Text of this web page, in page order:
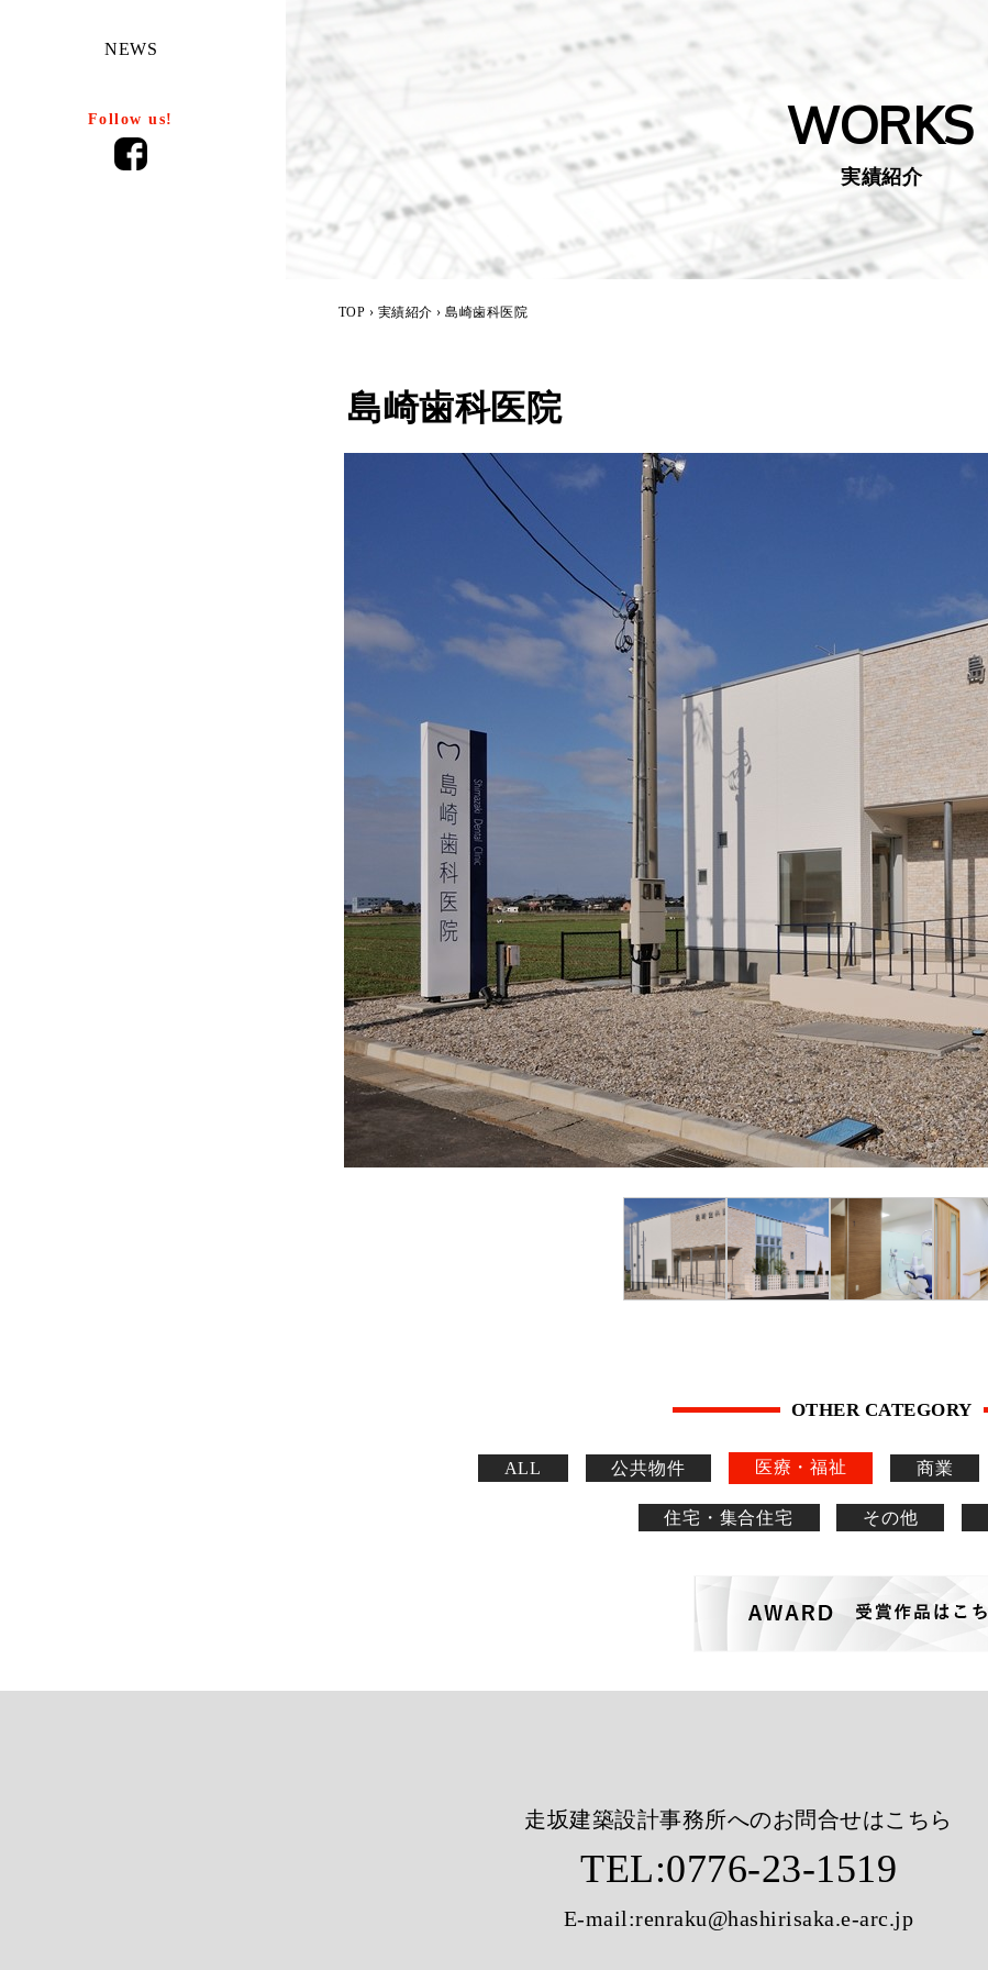
NEWS
Follow us! WORKS
実績紹介
TOP › 実績紹介 › 島崎歯科医院
島崎歯科医院
OTHER CATEGORY
ALL 公共物件 医療・福祉 商業
住宅・集合住宅 その他
走坂建築設計事務所へのお問合せはこちら
TEL:0776-23-1519
E-mail:renraku@hashirisaka.e-arc.jp